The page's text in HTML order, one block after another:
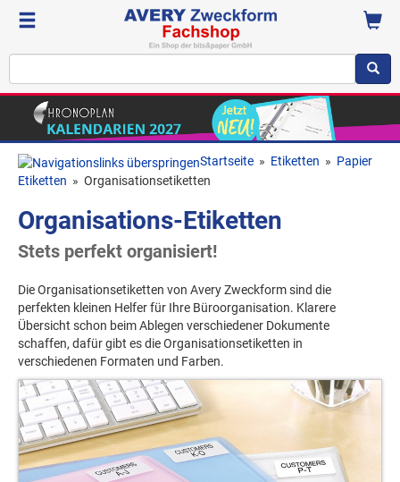
Startseite » Etiketten » Papier
Etiketten » Organisationsetiketten
Organisations-Etiketten
Stets perfekt organisiert!
Die Organisationsetiketten von Avery Zweckform sind die
perfekten kleinen Helfer für Ihre Büroorganisation. Klarere
Übersicht schon beim Ablegen verschiedener Dokumente
schaffen, dafür gibt es die Organisationsetiketten in
verschiedenen Formaten und Farben.